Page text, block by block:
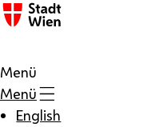
Zum Inhalt
Menü
Menü
English